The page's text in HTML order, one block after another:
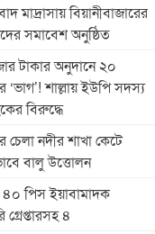
মাদ্রাসায় বিয়ানীবাজারের
সমাবেশ অনুষ্ঠিত
টাকার অনুদানে ২০
‘ভাগ’! শাল্লায় ইউপি সদস্য
বিরুদ্ধে
চেলা নদীর শাখা কেটে
বালু উত্তোলন
পিস ইয়াবামাদক
গ্রেপ্তারসহ ৪